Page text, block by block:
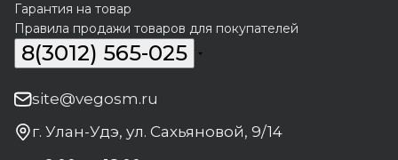
Гарантия на товар
Правила продажи товаров для покупателей
8(3012) 565-025
site@vegosm.ru
г. Улан-Удэ, ул. Сахьяновой, 9/14